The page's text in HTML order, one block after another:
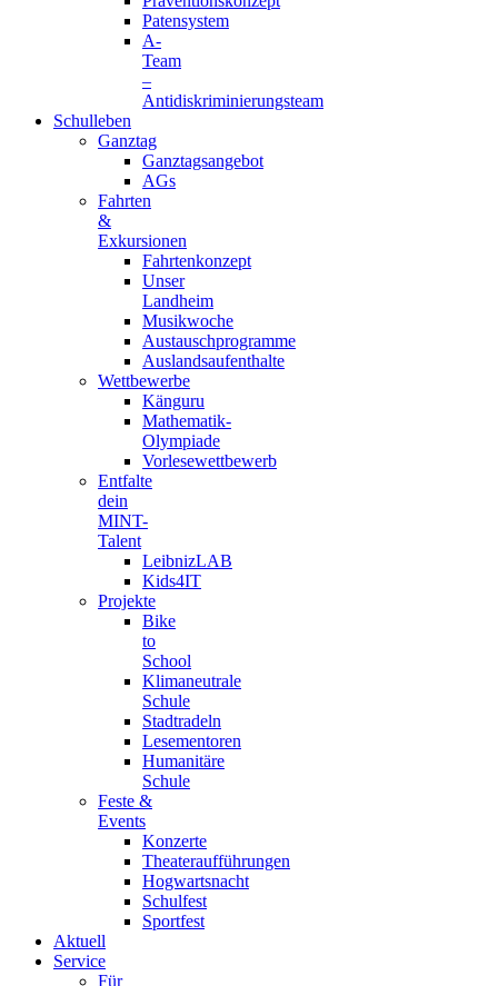
Patensystem
A-
Team
–
Antidiskriminierungsteam
Schulleben
Ganztag
Ganztagsangebot
AGs
Fahrten
&
Exkursionen
Fahrtenkonzept
Unser
Landheim
Musikwoche
Austauschprogramme
Auslandsaufenthalte
Wettbewerbe
Känguru
Mathematik-
Olympiade
Vorlesewettbewerb
Entfalte
dein
MINT-
Talent
LeibnizLAB
Kids4IT
Projekte
Bike
to
School
Klimaneutrale
Schule
Stadtradeln
Lesementoren
Humanitäre
Schule
Feste &
Events
Konzerte
Theateraufführungen
Hogwartsnacht
Schulfest
Sportfest
Aktuell
Service
Für